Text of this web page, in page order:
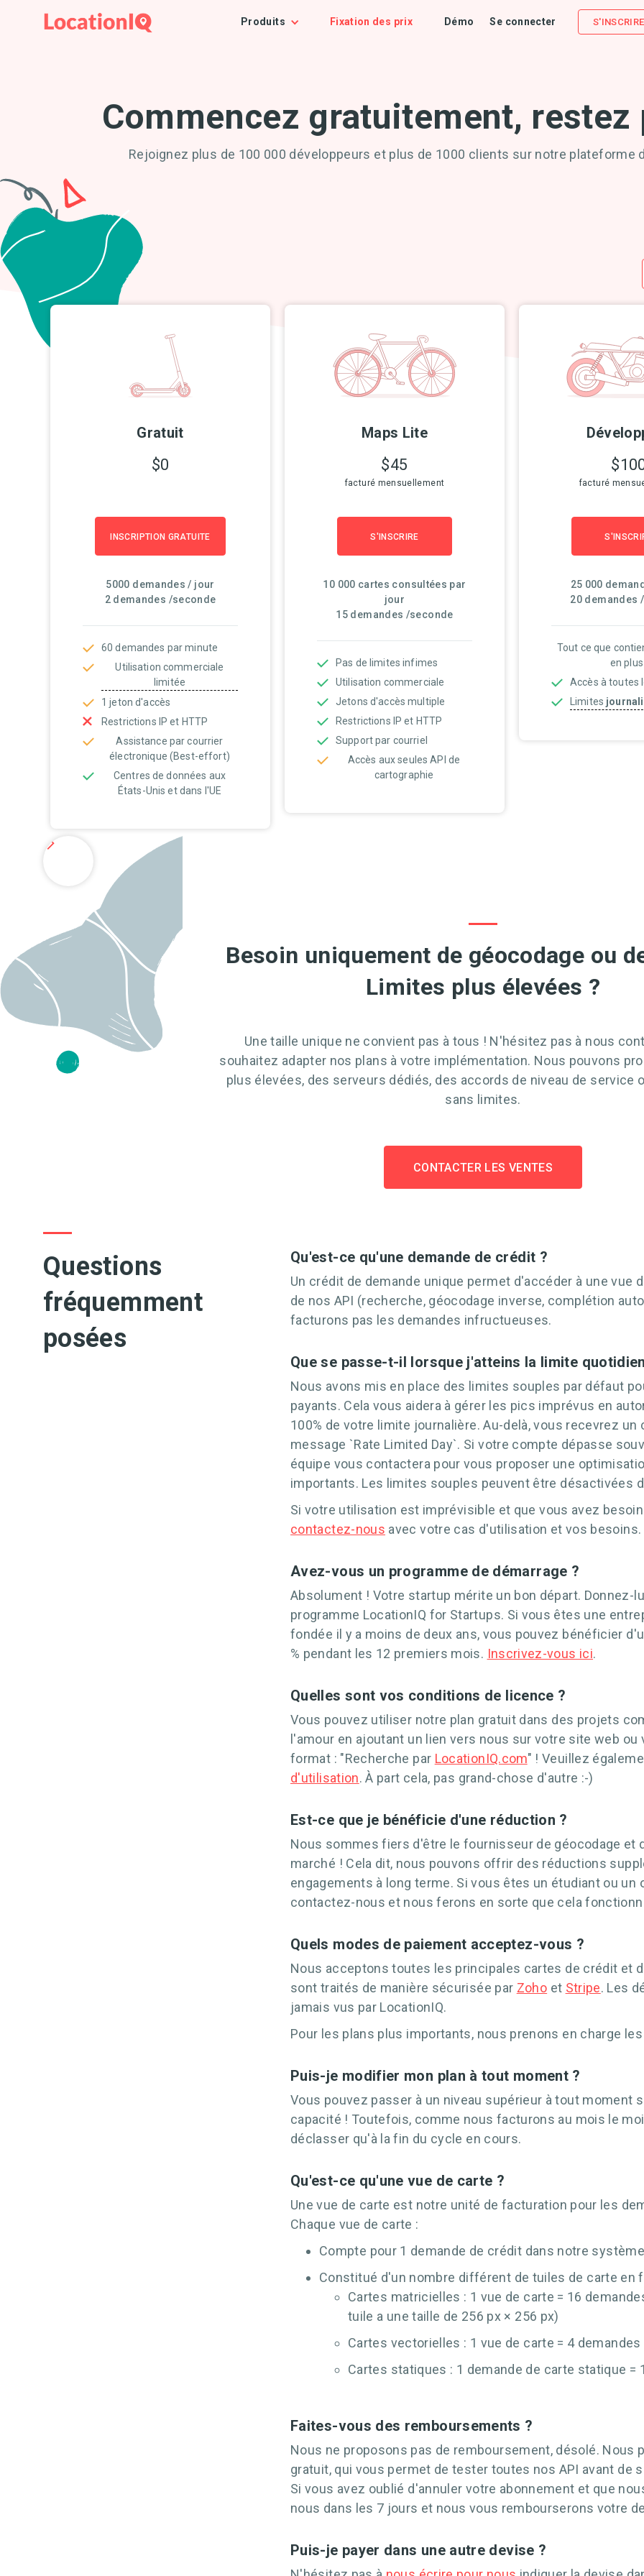
Produits Fixation des prix Démo Se connecter S'INSCRIRE
Commencez gratuitement, restez
Rejoignez plus de 100 000 développeurs et plus de 1000 clients sur notre plateforme
Gratuit
$0
INSCRIPTION GRATUITE
5000 demandes / jour
2 demandes /seconde
60 demandes par minute
Utilisation commerciale
limitée
1 jeton d'accès
Restrictions IP et HTTP
Assistance par courrier
électronique (Best-effort)
Centres de données aux
États-Unis et dans l'UE
Maps Lite
$45
facturé mensuellement
S'INSCRIRE
10 000 cartes consultées par
jour
15 demandes /seconde
Pas de limites infimes
Utilisation commerciale
Jetons d'accès multiple
Restrictions IP et HTTP
Support par courriel
Accès aux seules API de
cartographie
facturé
25 000
20 demandes
Tout ce que
en plus
Accès à toutes
Limites
Besoin uniquement de géocodage ou
Limites plus élevées ?
Une taille unique ne convient pas à tous ! N'hésitez pas à nous
souhaitez adapter nos plans à votre implémentation. Nous pouvons
plus élevées, des serveurs dédiés, des accords de niveau de service
sans limites.
CONTACTER LES VENTES
Questions
fréquemment
posées
Qu'est-ce qu'une demande de crédit ?
Un crédit de demande unique permet d'accéder à une vue
de nos API (recherche, géocodage inverse, complétion
facturons pas les demandes infructueuses.
Que se passe-t-il lorsque j'atteins la limite
Nous avons mis en place des limites souples par défaut
payants. Cela vous aidera à gérer les pics imprévus en
100% de votre limite journalière. Au-delà, vous recevrez un
message `Rate Limited Day`. Si votre compte dépasse
équipe vous contactera pour vous proposer une
importants. Les limites souples peuvent être désactivées
Si votre utilisation est imprévisible et que vous avez
contactez-nous avec votre cas d'utilisation et vos besoins.
Avez-vous un programme de démarrage ?
Absolument ! Votre startup mérite un bon départ. Donnez-
programme LocationIQ for Startups. Si vous êtes une
fondée il y a moins de deux ans, vous pouvez bénéficier
% pendant les 12 premiers mois. Inscrivez-vous ici.
Quelles sont vos conditions de licence ?
Vous pouvez utiliser notre plan gratuit dans des projets
l'amour en ajoutant un lien vers nous sur votre site web
format : "Recherche par LocationIQ.com" ! Veuillez
d'utilisation. À part cela, pas grand-chose d'autre :-)
Est-ce que je bénéficie d'une réduction ?
Nous sommes fiers d'être le fournisseur de géocodage et
marché ! Cela dit, nous pouvons offrir des réductions
engagements à long terme. Si vous êtes un étudiant ou un
contactez-nous et nous ferons en sorte que cela
Quels modes de paiement acceptez-vous ?
Nous acceptons toutes les principales cartes de crédit et
sont traités de manière sécurisée par Zoho et Stripe. Les
jamais vus par LocationIQ.
Pour les plans plus importants, nous prenons en charge
Puis-je modifier mon plan à tout moment ?
Vous pouvez passer à un niveau supérieur à tout moment
capacité ! Toutefois, comme nous facturons au mois le
déclasser qu'à la fin du cycle en cours.
Qu'est-ce qu'une vue de carte ?
Une vue de carte est notre unité de facturation pour les
Chaque vue de carte :
Compte pour 1 demande de crédit dans notre
Constitué d'un nombre différent de tuiles de carte en
Cartes matricielles : 1 vue de carte = 16
tuile a une taille de 256 px × 256 px)
Cartes vectorielles : 1 vue de carte = 4
Cartes statiques : 1 demande de carte statique =
Faites-vous des remboursements ?
Nous ne proposons pas de remboursement, désolé. Nous
gratuit, qui vous permet de tester toutes nos API avant de
Si vous avez oublié d'annuler votre abonnement et que
nous dans les 7 jours et nous vous rembourserons votre
Puis-je payer dans une autre devise ?